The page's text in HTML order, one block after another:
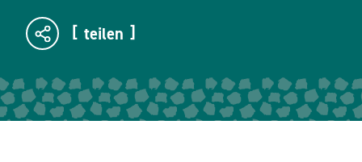
teilen